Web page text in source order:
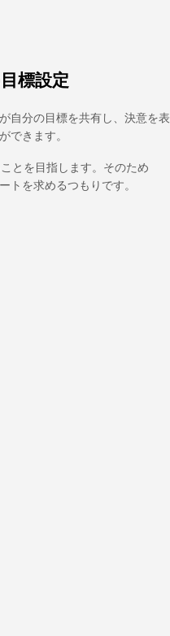
標設定
自分の目標を共有し、決意を表
できます。
とを目指します。そのため
トを求めるつもりです。